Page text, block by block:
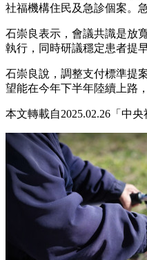
社福機構住民及急診個案。
石崇良表示，會議共識是放
執行，同時研議穩定患者提
石崇良說，調整支付標準提
望能在今年下半年陸續上路
本文轉載自2025.02.26「中